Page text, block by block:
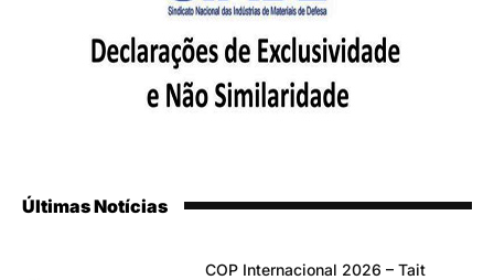
Últimas Notícias
COP Internacional 2026 – Tait